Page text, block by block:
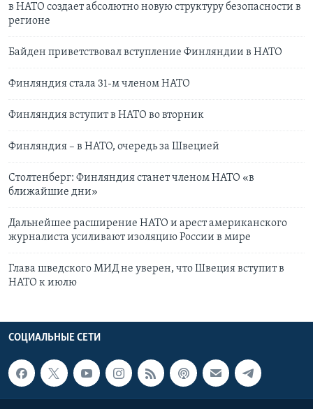
в НАТО создает абсолютно новую структуру безопасности в
регионе
Байден приветствовал вступление Финляндии в НАТО
Финляндия стала 31-м членом НАТО
Финляндия вступит в НАТО во вторник
Финляндия – в НАТО, очередь за Швецией
Столтенберг: Финляндия станет членом НАТО «в
ближайшие дни»
Дальнейшее расширение НАТО и арест американского
журналиста усиливают изоляцию России в мире
Глава шведского МИД не уверен, что Швеция вступит в
НАТО к июлю
СОЦИАЛЬНЫЕ СЕТИ